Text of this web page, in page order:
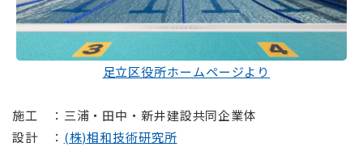
足立区役所ホームページより
施工 ：三浦・田中・新井建設共同企業体
設計 ： (株)相和技術研究所